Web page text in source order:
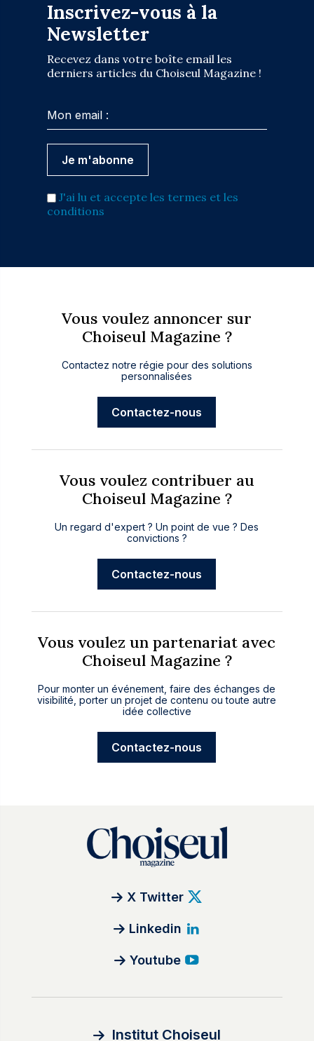
Inscrivez-vous à la
Newsletter
Recevez dans votre boîte email les
derniers articles du Choiseul Magazine !
J'ai lu et accepte les termes et les
conditions
Vous voulez annoncer sur
Choiseul Magazine ?
Contactez notre régie pour des solutions
personnalisées
Contactez-nous
Vous voulez contribuer au
Choiseul Magazine ?
Un regard d'expert ? Un point de vue ? Des
convictions ?
Contactez-nous
Vous voulez un partenariat avec
Choiseul Magazine ?
Pour monter un événement, faire des échanges de
visibilité, porter un projet de contenu ou toute autre
idée collective
Contactez-nous
X Twitter
Linkedin
Youtube
Institut Choiseul